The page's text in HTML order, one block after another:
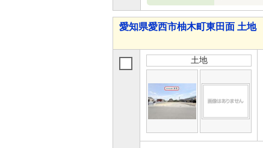
愛知県愛西市柚木町東田面 土地
土地